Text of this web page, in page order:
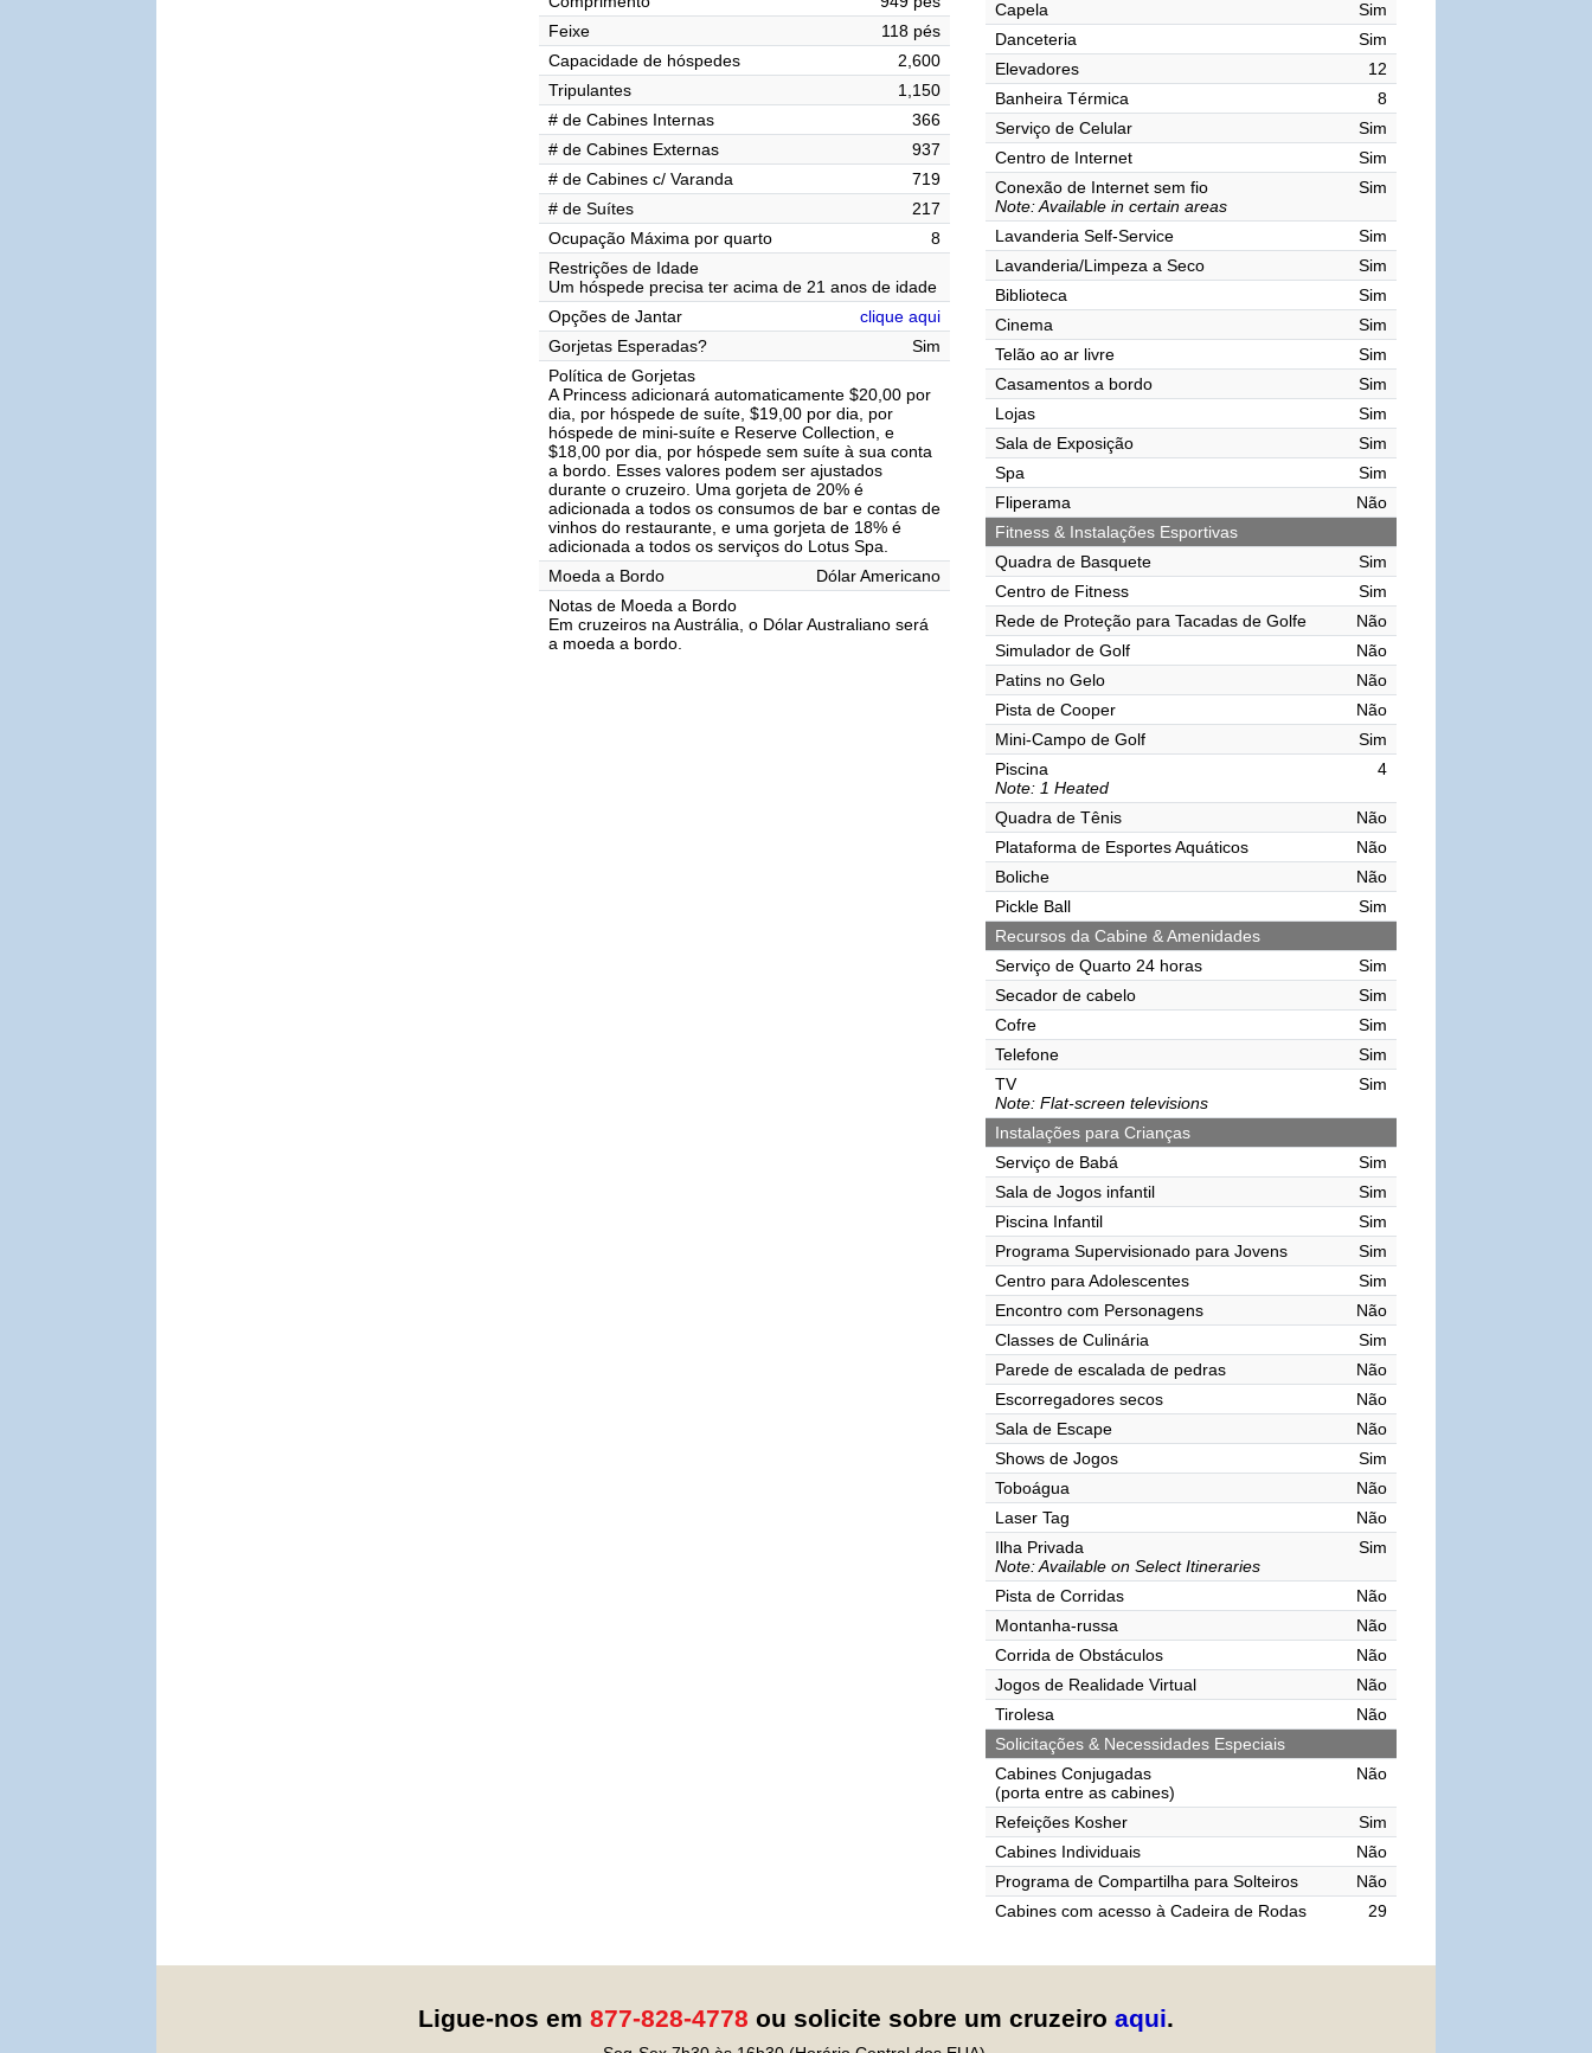
Feixe
118 pés
Capacidade de hóspedes
2,600
Tripulantes
1,150
# de Cabines Internas
366
# de Cabines Externas
937
# de Cabines c/ Varanda
719
# de Suítes
217
Ocupação Máxima por quarto
8
Restrições de Idade
Um hóspede precisa ter acima de 21 anos de idade
Opções de Jantar
clique aqui
Gorjetas Esperadas?
Sim
Política de Gorjetas
A Princess adicionará automaticamente $20,00 por
dia, por hóspede de suíte, $19,00 por dia, por
hóspede de mini-suíte e Reserve Collection, e
$18,00 por dia, por hóspede sem suíte à sua conta
a bordo. Esses valores podem ser ajustados
durante o cruzeiro. Uma gorjeta de 20% é
adicionada a todos os consumos de bar e contas de
vinhos do restaurante, e uma gorjeta de 18% é
adicionada a todos os serviços do Lotus Spa.
Moeda a Bordo
Dólar Americano
Notas de Moeda a Bordo
Em cruzeiros na Austrália, o Dólar Australiano será
a moeda a bordo.
Capela
Sim
Danceteria
Sim
Elevadores
12
Banheira Térmica
8
Serviço de Celular
Sim
Centro de Internet
Sim
Conexão de Internet sem fio
Note: Available in certain areas
Sim
Lavanderia Self-Service
Sim
Lavanderia/Limpeza a Seco
Sim
Biblioteca
Sim
Cinema
Sim
Telão ao ar livre
Sim
Casamentos a bordo
Sim
Lojas
Sim
Sala de Exposição
Sim
Spa
Sim
Fliperama
Não
Fitness & Instalações Esportivas
Quadra de Basquete
Sim
Centro de Fitness
Sim
Rede de Proteção para Tacadas de Golfe
Não
Simulador de Golf
Não
Patins no Gelo
Não
Pista de Cooper
Não
Mini-Campo de Golf
Sim
Piscina
Note: 1 Heated
4
Quadra de Tênis
Não
Plataforma de Esportes Aquáticos
Não
Boliche
Não
Pickle Ball
Sim
Recursos da Cabine & Amenidades
Serviço de Quarto 24 horas
Sim
Secador de cabelo
Sim
Cofre
Sim
Telefone
Sim
TV
Note: Flat-screen televisions
Sim
Instalações para Crianças
Serviço de Babá
Sim
Sala de Jogos infantil
Sim
Piscina Infantil
Sim
Programa Supervisionado para Jovens
Sim
Centro para Adolescentes
Sim
Encontro com Personagens
Não
Classes de Culinária
Sim
Parede de escalada de pedras
Não
Escorregadores secos
Não
Sala de Escape
Não
Shows de Jogos
Sim
Toboágua
Não
Laser Tag
Não
Ilha Privada
Note: Available on Select Itineraries
Sim
Pista de Corridas
Não
Montanha-russa
Não
Corrida de Obstáculos
Não
Jogos de Realidade Virtual
Não
Tirolesa
Não
Solicitações & Necessidades Especiais
Cabines Conjugadas
(porta entre as cabines)
Não
Refeições Kosher
Sim
Cabines Individuais
Não
Programa de Compartilha para Solteiros
Não
Cabines com acesso à Cadeira de Rodas
29
Ligue-nos em 877-828-4778 ou solicite sobre um cruzeiro aqui.